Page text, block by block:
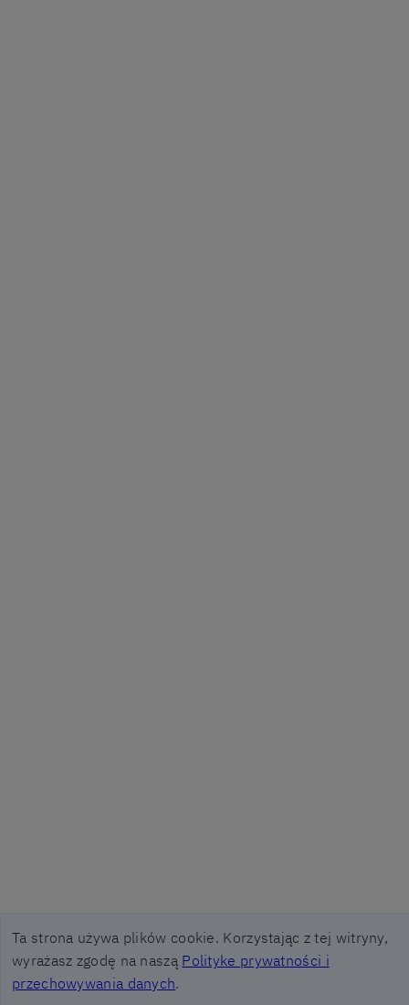
Ta strona używa plików cookie. Korzystając z tej witryny,
wyrażasz zgodę na naszą Polityke prywatności i
przechowywania danych.